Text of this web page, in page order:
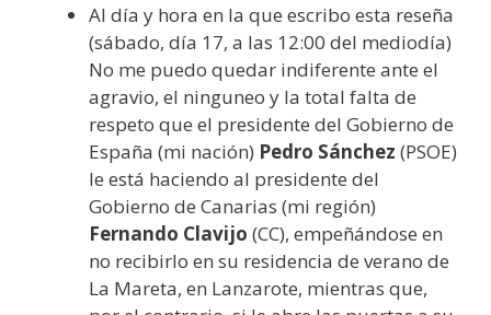
Al día y hora en la que escribo esta reseña
(sábado, día 17, a las 12:00 del mediodía)
No me puedo quedar indiferente ante el
agravio, el ninguneo y la total falta de
respeto que el presidente del Gobierno de
España (mi nación) Pedro Sánchez (PSOE)
le está haciendo al presidente del
Gobierno de Canarias (mi región)
Fernando Clavijo (CC), empeñándose en
no recibirlo en su residencia de verano de
La Mareta, en Lanzarote, mientras que,